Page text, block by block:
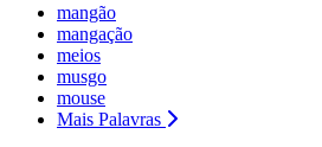
mangão
mangação
meios
musgo
mouse
Mais Palavras